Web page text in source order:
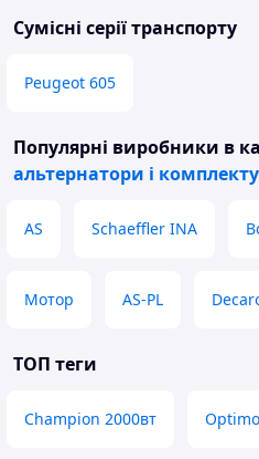
Сумісні серії транспорту
Peugeot 605
Популярні виробники в
альтернатори і
AS Schaeffler INA
Мотор AS-PL
ТОП теги
Champion 2000вт